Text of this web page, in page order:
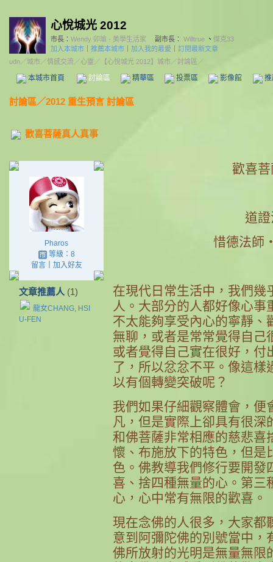
心悅城光 2012
市長： Wendy 卯瑜 - 美學生活家 副市長： Willtrue 、 傑克33
加入本城市
推薦本城市 加入我的最愛
訂閱最新文章
udn／城市 ／情感交流 ／心靈 ／ 【心悅城光 2012】城市 ／討論區／
本城市首頁 討論區 精華區 投票區 影像館
討論區／2012 重生預言 討論區
歡喜菩薩真人真事
Pharos
等級：8
留言｜ 加入好友
文章推薦人 (1)
龍女CHANG, HSI
U-FEN
歡喜
道
惜德法師
在現代日常生活中，我們幾
人。大部分的人都好像心
不太能夠享受內心的寧靜、
無聊，或者是常常覺得自己
或者覺得自己實在很好，付
了，所以忿忿不平。像這樣
以有個轉變突破呢？
我們如果仔細觀察體會，便
凡，但是實際上卻具有很
和佛菩薩非常相應的慈悲喜
懷、布施放下的特色，但是
色。佛教導我們修行要開發
喜、捨四種無量的心。第三
心，心中常有無限的歡喜。
現在念佛的人很多，大家都
意到阿彌陀佛的別號當中，
佛所放射的光明是無量無限